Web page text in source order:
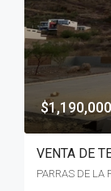
VENTA DE
PARRAS DE LA